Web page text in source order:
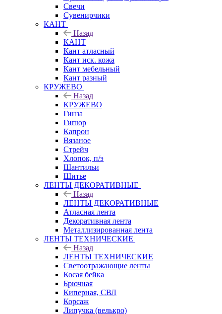
Свечи
Сувенирчики
КАНТ
Назад
КАНТ
Кант атласный
Кант иск. кожа
Кант мебельный
Кант разный
КРУЖЕВО
Назад
КРУЖЕВО
Гинза
Гипюр
Капрон
Вязаное
Стрейч
Хлопок, п/э
Шантильи
Шитье
ЛЕНТЫ ДЕКОРАТИВНЫЕ
Назад
ЛЕНТЫ ДЕКОРАТИВНЫЕ
Атласная лента
Декоративная лента
Металлизированная лента
ЛЕНТЫ ТЕХНИЧЕСКИЕ
Назад
ЛЕНТЫ ТЕХНИЧЕСКИЕ
Светоотражающие ленты
Косая бейка
Брючная
Киперная, СВЛ
Корсаж
Липучка (велькро)